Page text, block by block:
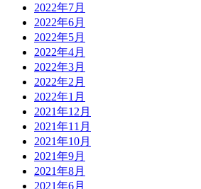
2022年7月
2022年6月
2022年5月
2022年4月
2022年3月
2022年2月
2022年1月
2021年12月
2021年11月
2021年10月
2021年9月
2021年8月
2021年6月